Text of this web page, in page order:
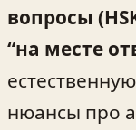
вопросы
“на месте
нюансы про